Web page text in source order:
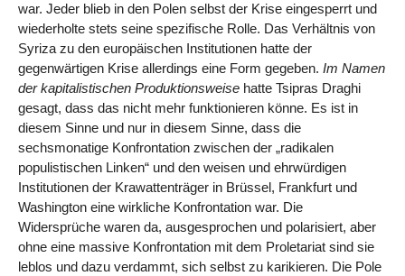
war. Jeder blieb in den Polen selbst der Krise eingesperrt und
wiederholte stets seine spezifische Rolle. Das Verhältnis von
Syriza zu den europäischen Institutionen hatte der
gegenwärtigen Krise allerdings eine Form gegeben. Im Namen
der kapitalistischen Produktionsweise hatte Tsipras Draghi
gesagt, dass das nicht mehr funktionieren könne. Es ist in
diesem Sinne und nur in diesem Sinne, dass die
sechsmonatige Konfrontation zwischen der „radikalen
populistischen Linken“ und den weisen und ehrwürdigen
Institutionen der Krawattenträger in Brüssel, Frankfurt und
Washington eine wirkliche Konfrontation war. Die
Widersprüche waren da, ausgesprochen und polarisiert, aber
ohne eine massive Konfrontation mit dem Proletariat sind sie
leblos und dazu verdammt, sich selbst zu karikieren. Die Pole